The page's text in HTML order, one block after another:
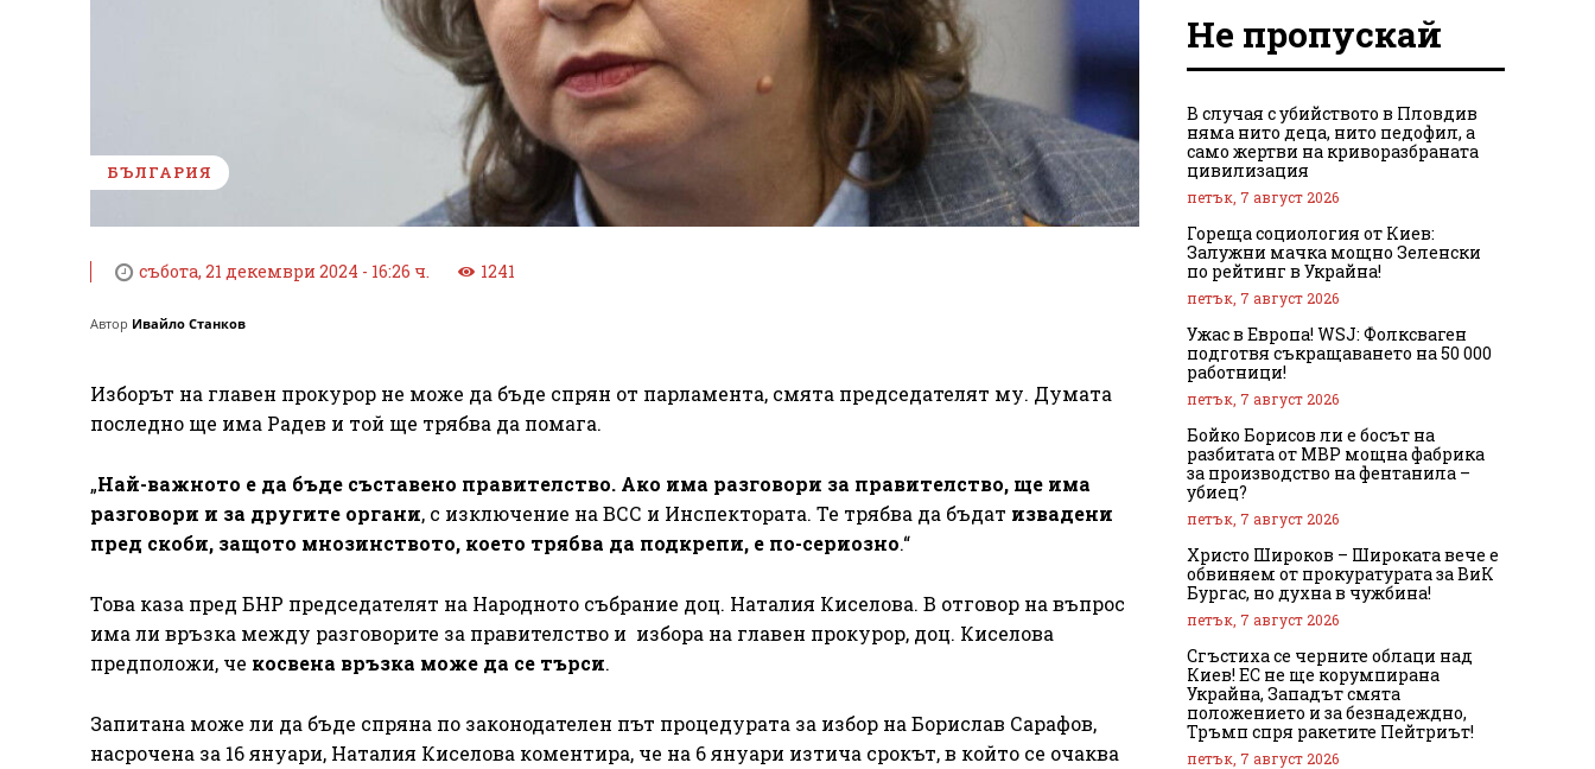
БЪЛГАРИЯ
събота, 21 декември 2024 - 16:26 ч. 1241
Автор Ивайло Станков
Изборът на главен прокурор не може да бъде спрян от парламента, смята председателят му. Думата
последно ще има Радев и той ще трябва да помага.
„Най-важното е да бъде съставено правителство. Ако има разговори за правителство, ще има
разговори и за другите органи, с изключение на ВСС и Инспектората. Те трябва да бъдат извадени
пред скоби, защото мнозинството, което трябва да подкрепи, е по-сериозно.“
Това каза пред БНР председателят на Народното събрание доц. Наталия Киселова. В отговор на въпрос
има ли връзка между разговорите за правителство и избора на главен прокурор, доц. Киселова
предположи, че косвена връзка може да се търси.
Запитана може ли да бъде спряна по законодателен път процедурата за избор на Борислав Сарафов,
насрочена за 16 януари, Наталия Киселова коментира, че на 6 януари изтича срокът, в който се очаква
Не пропускай
В случая с убийството в Пловдив
няма нито деца, нито педофил, а
само жертви на криворазбраната
цивилизация
петък, 7 август 2026
Гореща социология от Киев:
Залужни мачка мощно Зеленски
по рейтинг в Украйна!
петък, 7 август 2026
Ужас в Европа! WSJ: Фолксваген
подготвя съкращаването на 50 000
работници!
петък, 7 август 2026
Бойко Борисов ли е босът на
разбитата от МВР мощна фабрика
за производство на фентанила –
убиец?
петък, 7 август 2026
Христо Широков – Широката вече е
обвиняем от прокуратурата за ВиК
Бургас, но духна в чужбина!
петък, 7 август 2026
Сгъстиха се черните облаци над
Киев! ЕС не ще корумпирана
Украйна, Западът смята
положението и за безнадеждно,
Тръмп спря ракетите Пейтриът!
петък, 7 август 2026